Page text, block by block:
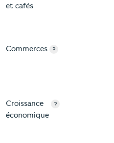
et cafés
Commerces ?
Croissance
économique
?